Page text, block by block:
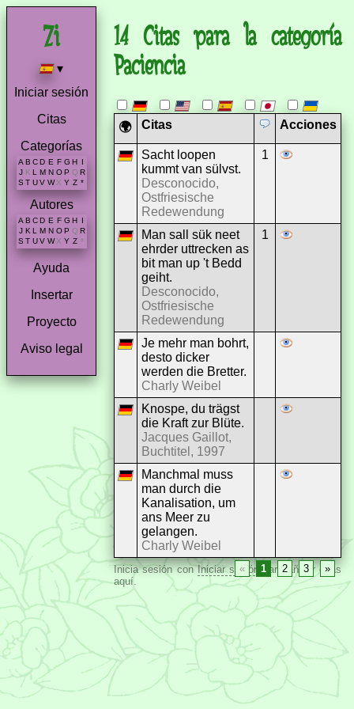
▾
Iniciar sesión
Citas
Categorías
A B C D E F G H I
J K L M N O P Q R
S T U V W X Y Z *
Autores
A B C D E F G H
J K L M N O P Q R
S T U V W X Y Z *
Ayuda
Insertar
Proyecto
Aviso legal
14 Citas para la categoría
Paciencia
🌍 Citas Acciones
Sacht loopen
kummt van sülvst.
Desconocido,
Ostfriesische
Redewendung
1
Man sall sük neet
ehrder uttrecken as
bit man up 't Bedd
geiht.
Desconocido,
Ostfriesische
Redewendung
1
Je mehr man bohrt,
desto dicker
werden die Bretter.
Charly Weibel
Knospe, du trägst
die Kraft zur Blüte.
Jacques Gaillot,
Buchtitel, 1997
Manchmal muss
man durch die
Kanalisation, um
ans Meer zu
gelangen.
Charly Weibel
« 1 2 3 »
Inicia sesión conIniciar sesión para añadir citas
aquí.